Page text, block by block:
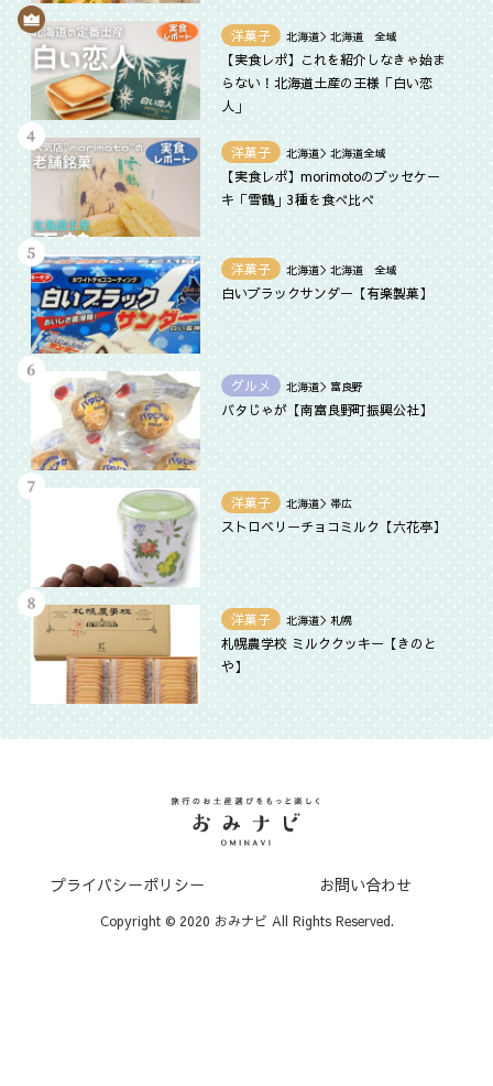
洋菓子 北海道＞北海道 全域
【実食レポ】これを紹介しなきゃ始ま
らない！北海道土産の王様「白い恋
人」
洋菓子 北海道＞北海道全域
【実食レポ】morimotoのブッセケー
キ「雪鶴」3種を食べ比べ
洋菓子 北海道＞北海道 全域
白いブラックサンダー【有楽製菓】
グルメ 北海道＞富良野
バタじゃが【南富良野町振興公社】
洋菓子 北海道＞帯広
ストロベリーチョコミルク【六花亭】
洋菓子 北海道＞札幌
札幌農学校 ミルククッキー【きのと
や】
プライバシーポリシー お問い合わせ
Copyright © 2020 おみナビ All Rights Reserved.